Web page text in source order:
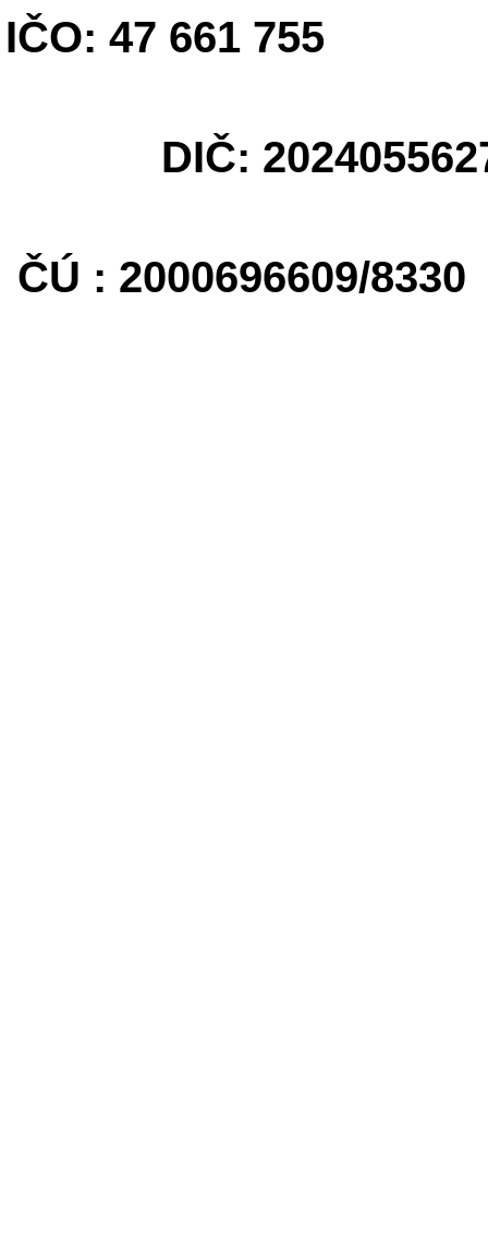
IČO: 47 661 755
DIČ:
ČÚ : 2000696609/8330